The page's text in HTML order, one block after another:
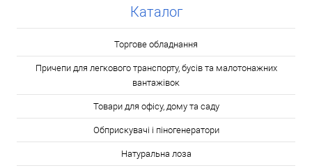
Каталог
Торгове обладнання
Причепи для легкового транспорту, бусів та малотонажних
вантажівок
Товари для офісу, дому та саду
Обприскувачі і піногенератори
Натуральна лоза